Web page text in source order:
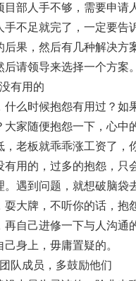
目部人手不够，需要申请
手不足就完了，一定要告
后果，然后有几种解决方
请领导来选择一个方案。
有用的
什么时候抱怨有用过？如
大家随便抱怨一下，心中
，老板就乖乖涨工资了，
有用的，过多的抱怨，只
。遇到问题，就想破脑袋
耍大牌，不听你的话，抱
再自己进修一下与人沟通
身上，毋庸置疑的。
队成员，多鼓励他们